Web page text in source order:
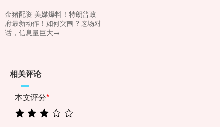
金猪配资 美媒爆料！特朗普政
府最新动作！如何突围？这场对
话，信息量巨大→
相关评论
本文评分*